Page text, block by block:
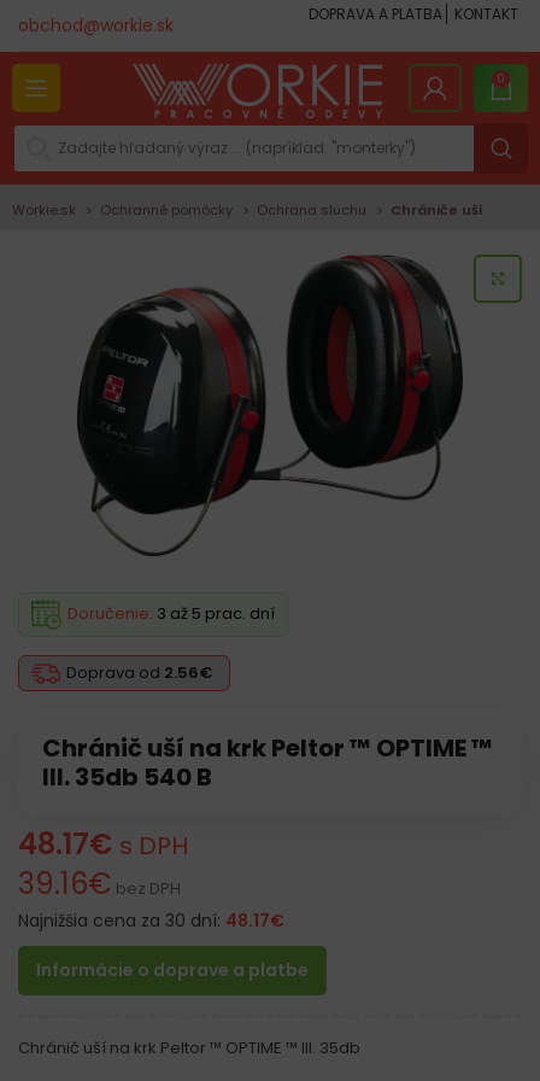
obchod@workie.sk DOPRAVA A PLATBA KONTAKT
0
Workie.sk Ochranné pomôcky Ochrana sluchu Chrániče uší
Chránič uší na krk Peltor ™ OPTIME ™
III. 35db 540 B
Doprava od 2.56€
Doručenie: 3 až 5 prac. dní
48.17€ s DPH
39.16€ bez DPH
Najnižšia cena za 30 dní: 48.17€
Informácie o doprave a platbe
Chránič uší na krk Peltor ™ OPTIME ™ III. 35db